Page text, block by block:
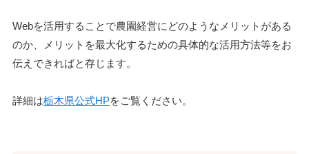
Webを活用することで農園経営にどのようなメリットがある
のか、メリットを最大化するための具体的な活用方法等をお
伝えできればと存じます。
詳細は栃木県公式HPをご覧ください。